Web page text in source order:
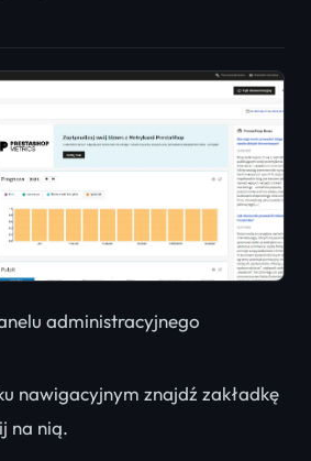
administracyjnego
nawigacyjnym znajdź zakładkę
na nią.